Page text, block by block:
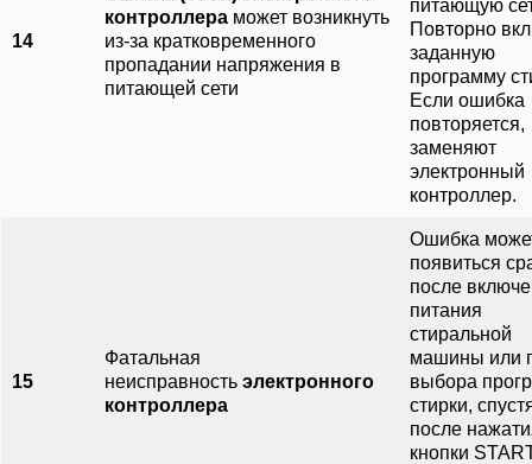
14
контроллера может возникнуть
из-за кратковременного
пропадании напряжения в
питающей сети
питающую
Повторно
заданную
программу
Если ошибка
повторяется,
заменяют
электронный
контроллер.
15
Фатальная
неисправность электронного
контроллера
Ошибка
появиться
после
питания
стиральной
машины или
выбора
стирки,
после
кнопки